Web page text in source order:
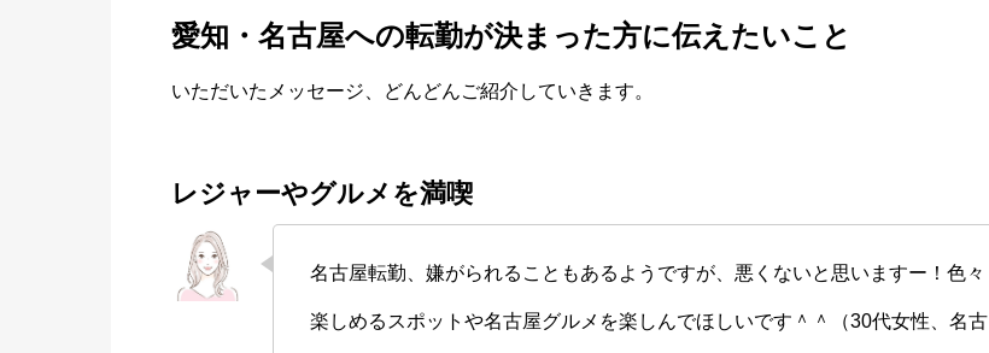
愛知・名古屋への転勤が決まった方に伝えたいこと
いただいたメッセージ、どんどんご紹介していきます。
レジャーやグルメを満喫
名古屋転勤、嫌がられることもあるようですが、悪くないと思いますー！色々
楽しめるスポットや名古屋グルメを楽しんでほしいです＾＾（30代女性、名古